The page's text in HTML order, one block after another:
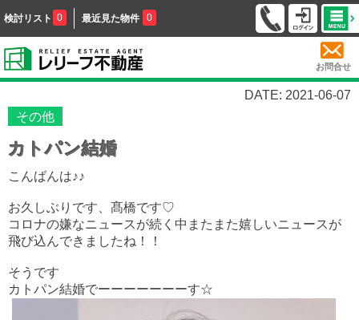
検討リスト 0 最近見た物件 0
お問合せ
DATE: 2021-06-07
その他
カトパン結婚
こんばんは♪♪
お久しぶりです、髙橋です♡
コロナの嫌なニュースが続く中またまた嬉しいニュースが
飛び込んできましたね！！
そうです
カトパン結婚でーーーーーーーす☆